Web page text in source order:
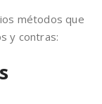
métodos que
y contras: